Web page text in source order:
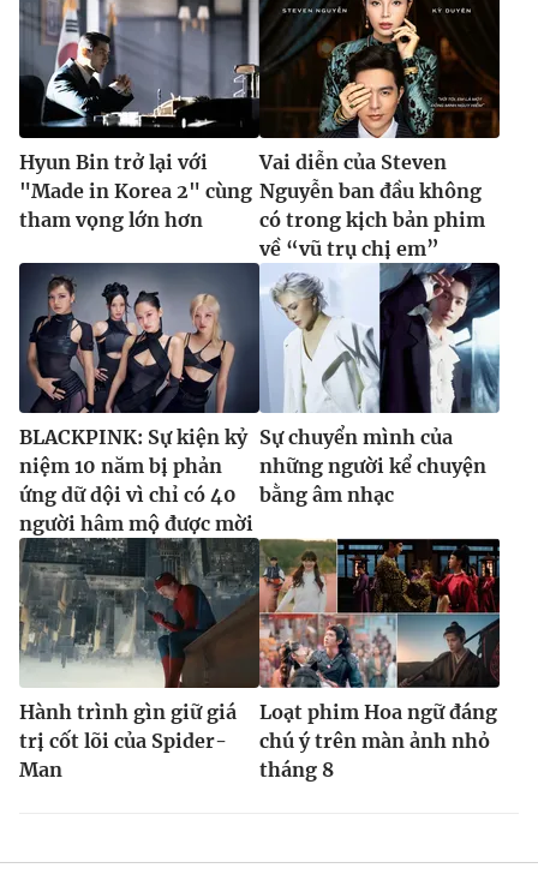
Hyun Bin trở lại với
"Made in Korea 2" cùng
tham vọng lớn hơn
Vai diễn của Steven
Nguyễn ban đầu không
có trong kịch bản phim
về “vũ trụ chị em”
BLACKPINK: Sự kiện kỷ
niệm 10 năm bị phản
ứng dữ dội vì chỉ có 40
người hâm mộ được mời
Sự chuyển mình của
những người kể chuyện
bằng âm nhạc
Hành trình gìn giữ giá
trị cốt lõi của Spider-
Man
Loạt phim Hoa ngữ đáng
chú ý trên màn ảnh nhỏ
tháng 8